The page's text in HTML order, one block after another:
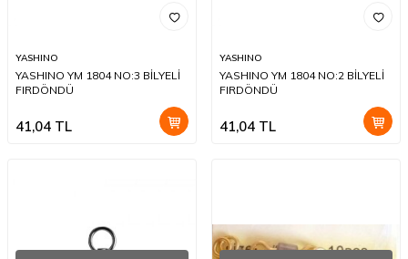
YASHINO
YASHINO YM 1804 NO:3 BİLYELİ
FIRDÖNDÜ
41,04 TL
YASHINO
YASHINO YM 1804 NO:2 BİLYELİ
FIRDÖNDÜ
41,04 TL